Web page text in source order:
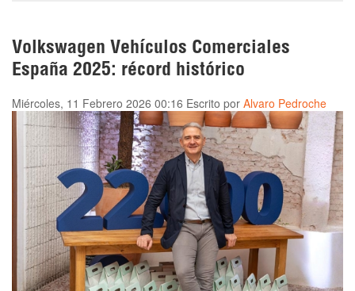
Volkswagen Vehículos Comerciales
España 2025: récord histórico
Miércoles, 11 Febrero 2026 00:16 Escrito por Alvaro Pedroche